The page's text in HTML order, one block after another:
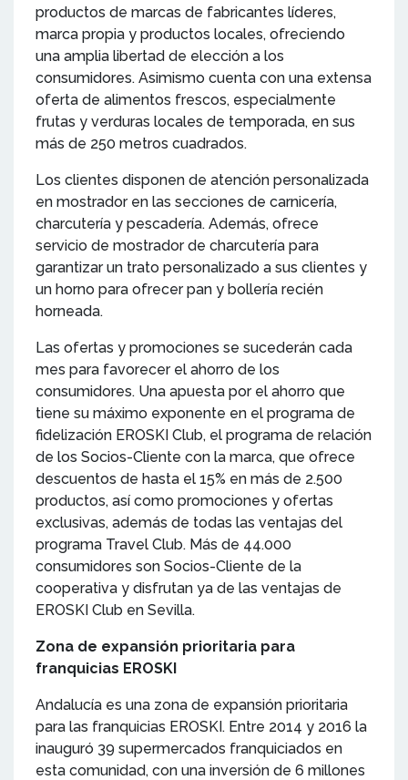
productos de marcas de fabricantes líderes,
marca propia y productos locales, ofreciendo
una amplia libertad de elección a los
consumidores. Asimismo cuenta con una extensa
oferta de alimentos frescos, especialmente
frutas y verduras locales de temporada, en sus
más de 250 metros cuadrados.
Los clientes disponen de atención personalizada
en mostrador en las secciones de carnicería,
charcutería y pescadería. Además, ofrece
servicio de mostrador de charcutería para
garantizar un trato personalizado a sus clientes y
un horno para ofrecer pan y bollería recién
horneada.
Las ofertas y promociones se sucederán cada
mes para favorecer el ahorro de los
consumidores. Una apuesta por el ahorro que
tiene su máximo exponente en el programa de
fidelización EROSKI Club, el programa de relación
de los Socios-Cliente con la marca, que ofrece
descuentos de hasta el 15% en más de 2.500
productos, así como promociones y ofertas
exclusivas, además de todas las ventajas del
programa Travel Club. Más de 44.000
consumidores son Socios-Cliente de la
cooperativa y disfrutan ya de las ventajas de
EROSKI Club en Sevilla.
Zona de expansión prioritaria para
franquicias EROSKI
Andalucía es una zona de expansión prioritaria
para las franquicias EROSKI. Entre 2014 y 2016 la
inauguró 39 supermercados franquiciados en
esta comunidad, con una inversión de 6 millones